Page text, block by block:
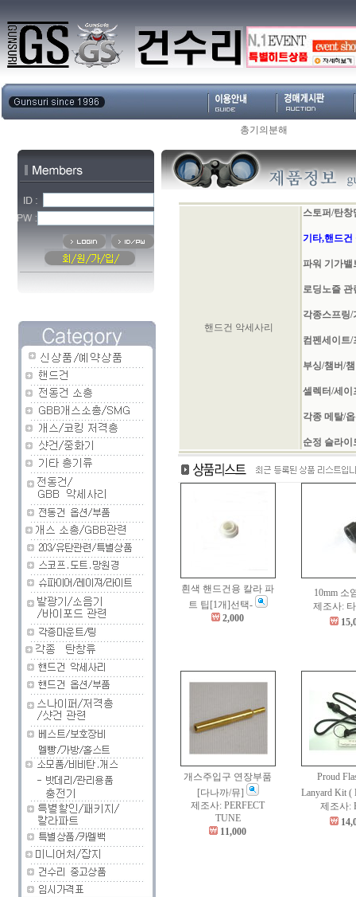
총기의분해
핸드건 악세사리
스토퍼/탄창
기타,핸드건
파워 기가밸
로딩노즐 관
각종스프링/
컴펜세이트/
부싱/챔버/
셀렉터/세이
각종 메탈/
순정 슬라이
흰색 핸드건용 칼라 파
트 팁[1개]선택-
2,000
10mm 소
제조사:
개스주입구 연장부품
[다나까/뮤]
제조사: PERFECT
TUNE
11,000
Proud
Lanyard Kit (
제조사: